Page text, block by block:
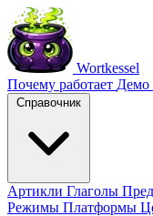
Wortkessel
Почему работает Демо
Справочник
Артикли Глаголы
Режимы Платформы